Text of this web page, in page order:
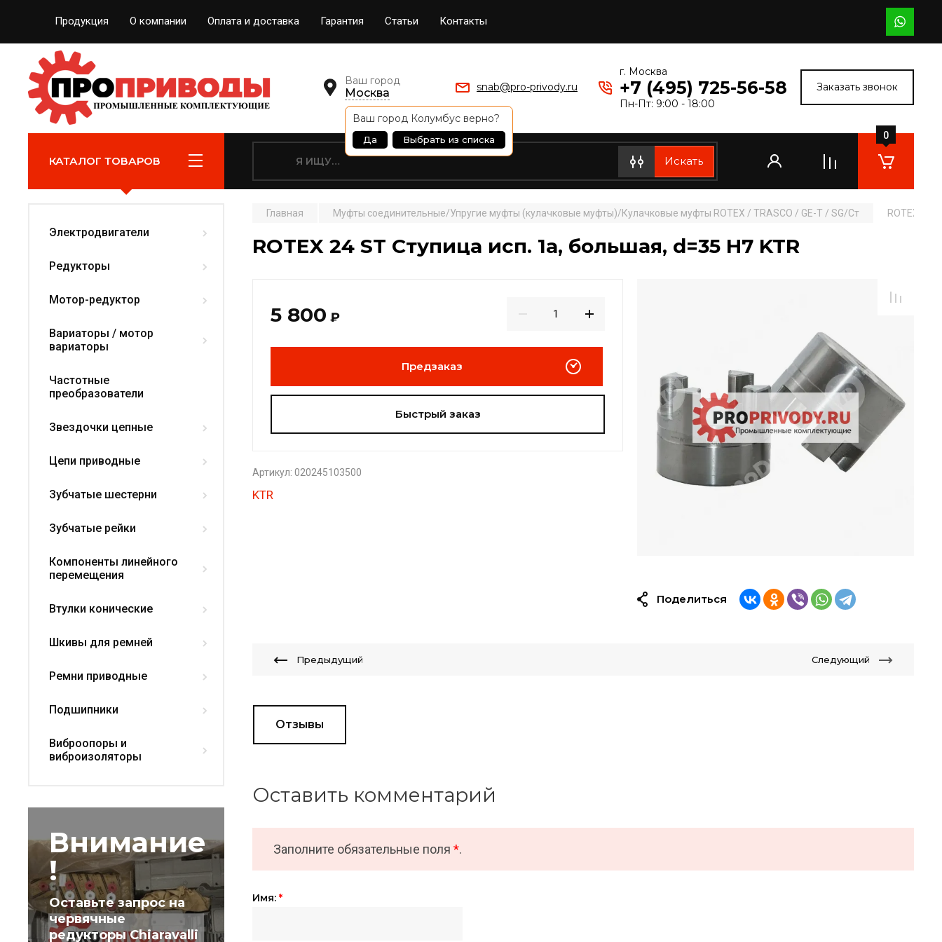
Продукция О компании Оплата и доставка Гарантия Статьи Контакты
Ваш город
Москва
Ваш город Колумбусверно?
Да Выбрать из списка
snab@pro-privody.ru
г. Москва
+7 (495) 725-56-58
Пн-Пт: 9:00 - 18:00
Заказать звонок
КАТАЛОГ ТОВАРОВ Искать
0
Электродвигатели
Редукторы
Мотор-редуктор
Вариаторы / мотор
вариаторы
Частотные
преобразователи
Звездочки цепные
Цепи приводные
Зубчатые шестерни
Зубчатые рейки
Компоненты линейного
перемещения
Втулки конические
Шкивы для ремней
Ремни приводные
Подшипники
Виброопоры и
виброизоляторы
Внимание
!
Оставьте запрос на
червячные
редукторы Chiaravalli
Главная Муфты соединительные/Упругие муфты (кулачковые муфты)/Кулачковые муфты ROTEX / TRASCO / GE-T / SG/Ст ROTEX 24
ROTEX 24 ST Ступица исп. 1a, большая, d=35 H7 KTR
5 800 ₽
Предзаказ
Быстрый заказ
Артикул: 020245103500
KTR
Поделиться
Предыдущий Следующий
Отзывы
Оставить комментарий
Заполните обязательные поля *.
Имя: *